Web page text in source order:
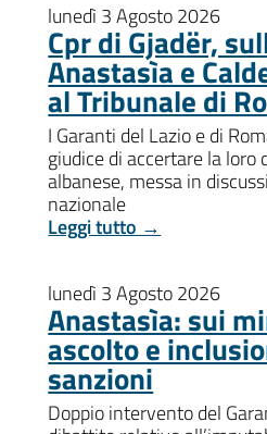
lunedì 3 Agosto 2026
Cpr di Gjadër,
Anastasìa e
al Tribunale di
I Garanti del Lazio e di
giudice di accertare la
albanese, messa in
nazionale
Leggi tutto →
lunedì 3 Agosto 2026
Anastasìa: sui
ascolto e
sanzioni
Doppio intervento del